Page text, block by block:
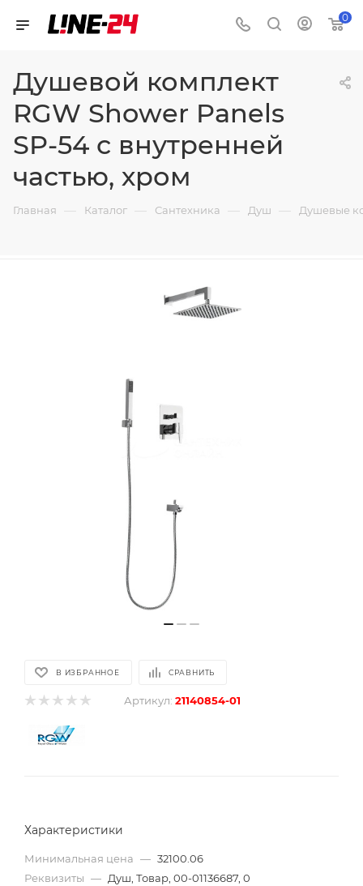
0
Душевой комплект
RGW Shower Panels
SP-54 с внутренней
частью, хром
Главная — Каталог — Сантехника — Душ — Душевые
В ИЗБРАННОЕ СРАВНИТЬ
Артикул: 21140854-01
Характеристики
Минимальная цена — 32100.06
Реквизиты — Душ, Товар, 00-01136687, 0